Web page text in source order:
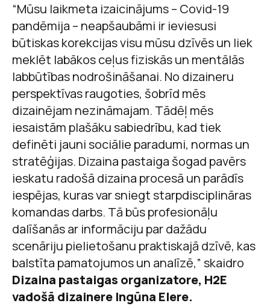
“Mūsu laikmeta izaicinājums – Covid-19
pandēmija – neapšaubāmi ir ieviesusi
būtiskas korekcijas visu mūsu dzīvēs un liek
meklēt labākos ceļus fiziskās un mentālās
labbūtības nodrošināšanai. No dizaineru
perspektīvas raugoties, šobrīd mēs
dizainējam nezināmajam. Tādēļ mēs
iesaistām plašāku sabiedrību, kad tiek
definēti jauni sociālie paradumi, normas un
stratēģijas. Dizaina pastaiga šogad pavērs
ieskatu radošā dizaina procesā un parādīs
iespējas, kuras var sniegt starpdisciplināras
komandas darbs. Tā būs profesionāļu
dalīšanās ar informāciju par dažādu
scenāriju pielietošanu praktiskajā dzīvē, kas
balstīta pamatojumos un analīzē,” skaidro
Dizaina pastaigas organizatore, H2E
vadošā dizainere Ingūna Elere.